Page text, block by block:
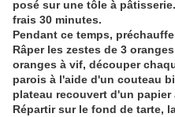
posé sur une tôle à
frais 30 minutes.
Pendant ce temps,
Râper les zestes de 3
oranges à vif, découper
parois à l'aide d'un couteau
plateau recouvert d'un papier
Répartir sur le fond de tarte,